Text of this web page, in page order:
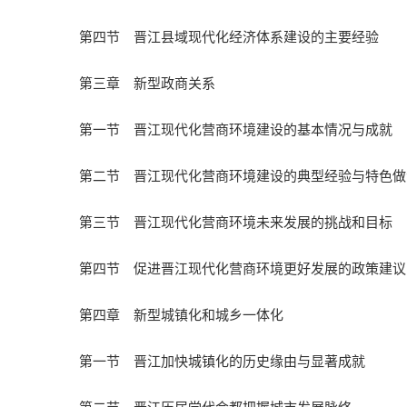
第四节 晋江县域现代化经济体系建设的主要经验
第三章 新型政商关系
第一节 晋江现代化营商环境建设的基本情况与成就
第二节 晋江现代化营商环境建设的典型经验与特色
第三节 晋江现代化营商环境未来发展的挑战和目标
第四节 促进晋江现代化营商环境更好发展的政策建议
第四章 新型城镇化和城乡一体化
第一节 晋江加快城镇化的历史缘由与显著成就